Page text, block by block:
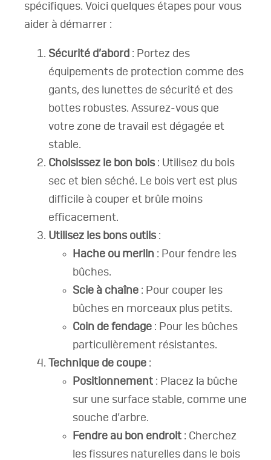
spécifiques. Voici quelques étapes pour vous
aider à démarrer :
Sécurité d’abord : Portez des
équipements de protection comme des
gants, des lunettes de sécurité et des
bottes robustes. Assurez-vous que
votre zone de travail est dégagée et
stable.
Choisissez le bon bois: Utilisez du bois
sec et bien séché. Le bois vert est plus
difficile à couper et brûle moins
efficacement.
Utilisez les bons outils:
Hache ou merlin : Pour fendre les
bûches.
Scie à chaîne : Pour couper les
bûches en morceaux plus petits.
Coin de fendage : Pour les bûches
particulièrement résistantes.
Technique de coupe :
Positionnement : Placez la bûche
sur une surface stable, comme une
souche d’arbre.
Fendre au bon endroit : Cherchez
les fissures naturelles dans le bois